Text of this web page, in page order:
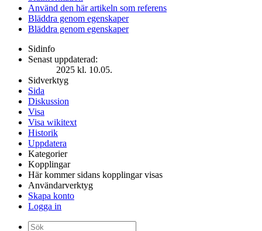
Använd den här artikeln som referens
Bläddra genom egenskaper
Bläddra genom egenskaper
Sidinfo
Senast uppdaterad:
2025 kl. 10.05.
Sidverktyg
Sida
Diskussion
Visa
Visa wikitext
Historik
Uppdatera
Kategorier
Kopplingar
Här kommer sidans kopplingar visas
Användarverktyg
Skapa konto
Logga in